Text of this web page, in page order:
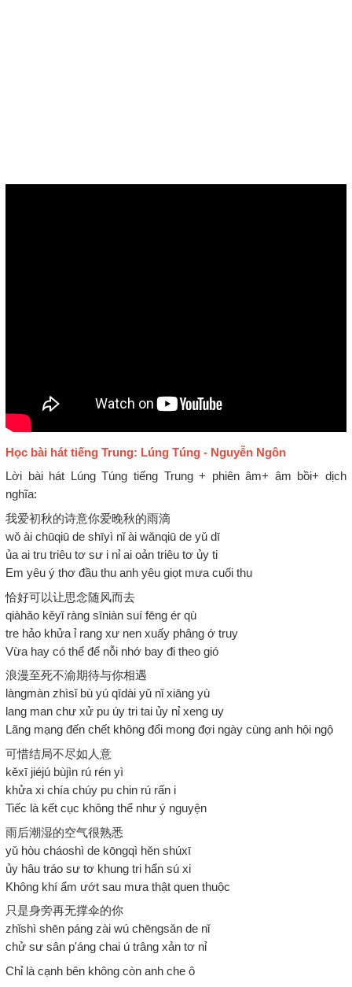
Học bài hát tiếng Trung: Lúng Túng - Nguyễn Ngôn
Lời bài hát Lúng Túng tiếng Trung + phiên âm+ âm bồi+ dịch
nghĩa:
我爱初秋的诗意你爱晚秋的雨滴
wǒ ài chūqiū de shīyì nǐ ài wǎnqiū de yǔ dī
ủa ai tru triêu tơ sư i nỉ ai oản triêu tơ ủy ti
Em yêu ý thơ đầu thu anh yêu giọt mưa cuối thu
恰好可以让思念随风而去
qiàhǎo kěyǐ ràng sīniàn suí fēng ér qù
tre hảo khửa ỉ rang xư nen xuấy phâng ớ truy
Vừa hay có thể để nỗi nhớ bay đi theo gió
浪漫至死不渝期待与你相遇
làngmàn zhìsǐ bù yú qīdài yǔ nǐ xiāng yù
lang man chư xử pu úy tri tai ủy nỉ xeng uy
Lãng mạng đến chết không đổi mong đợi ngày cùng anh hội ngộ
可惜结局不尽如人意
kěxī jiéjú bùjìn rú rén yì
khửa xi chía chúy pu chin rú rấn i
Tiếc là kết cục không thể như ý nguyện
雨后潮湿的空气很熟悉
yǔ hòu cháoshì de kōngqì hěn shúxī
ủy hâu tráo sư tơ khung tri hẩn sú xi
Không khí ẩm ướt sau mưa thật quen thuộc
只是身旁再无撑伞的你
zhǐshì shēn páng zài wú chēngsǎn de nǐ
chử sư sân p'áng chai ú trâng xản tơ nỉ
Chỉ là cạnh bên không còn anh che ô